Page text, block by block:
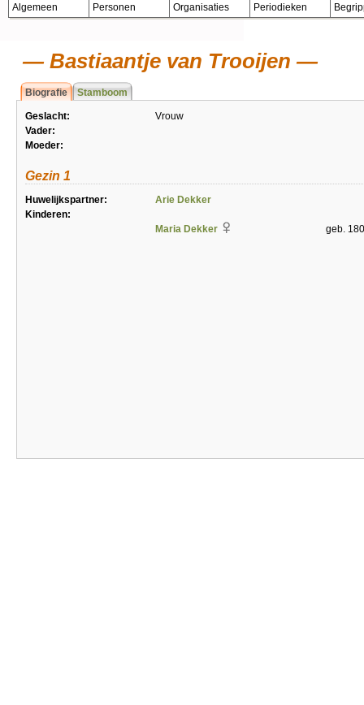
Algemeen Personen Organisaties Periodieken
Bastiaantje van Trooijen
Biografie Stamboom
Geslacht:
Vrouw
Vader:
Moeder:
Gezin 1
Huwelijkspartner:
Arie Dekker
Kinderen:
Maria Dekker
geb.